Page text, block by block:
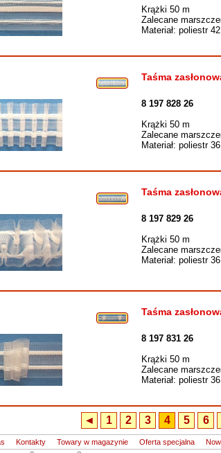
Krążki 50 m
Zalecane
Materiał: poliestr
Taśma
8 197 828 26
Krążki 50 m
Zalecane
Materiał: poliestr
Taśma
8 197 829 26
Krążki 50 m
Zalecane
Materiał: poliestr
Taśma
8 197 831 26
Krążki 50 m
Zalecane
Materiał: poliestr
6
5
4
3
2
1
◄
Kontakty Towary w magazynie Oferta specjalna